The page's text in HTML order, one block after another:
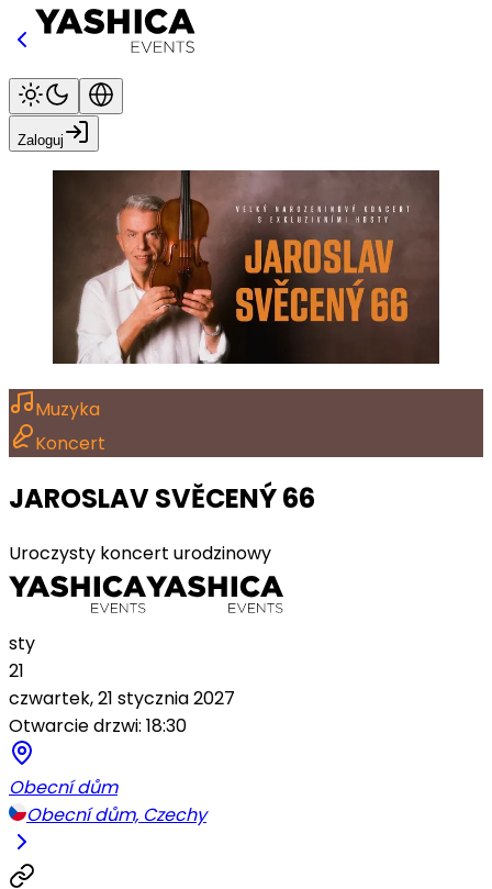
Zaloguj
Muzyka
Koncert
JAROSLAV SVĚCENÝ 66
Uroczysty koncert urodzinowy
sty
21
czwartek, 21 stycznia 2027
Otwarcie drzwi: 18:30
Obecní dům
Obecní dům, Czechy